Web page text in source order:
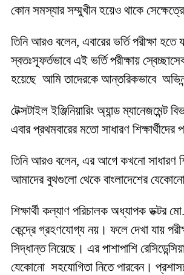
কোন সমস্যার সম্মুখীন হয়েও থাকে সেক্ষেত্রে
তিনি আরও বলেন, এবারের ভর্তি পরীক্ষা হতে
স্বতঃস্ফূর্তভাবে এই ভর্তি পরীক্ষায়
হয়েছে আমি তাদেরকে আন্তরিকভাবে
টেক্সটাইল ইঞ্জিনিয়ারিং অ্যান্ড
এবার প্রথমবারের মতো সাধারণ
তিনি আরও বলেন, এর আগে কখনো সাধারণ
আমাদের বুথগুলো থেকে বাংলাদেশের
শিক্ষার্থী কল্যাণ পরিচালক অধ্যাপক ডক্টর
কেন্দ্রে গ্রহণযোগ্য নয়। ফলে দেখা যায়
সিদ্ধান্ত নিয়েছে। এর পাশাপাশি
যেকোনো সহযোগিতা নিতে পারবেন।